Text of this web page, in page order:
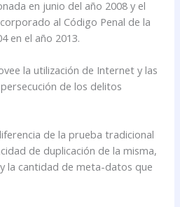
en junio del año 2008 y el
al Código Penal de la
en el año 2013.
la utilización de Internet y las
de los delitos
de la prueba tradicional
de duplicación de la misma,
la cantidad de meta-datos que